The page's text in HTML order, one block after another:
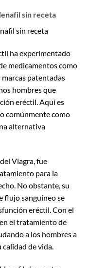
sin receta
sin receta
ha experimentado
medicamentos como
marcas patentadas
hombres que
eréctil. Aquí es
comúnmente como
alternativa
Viagra, fue
para la
No obstante, su
flujo sanguíneo se
eréctil. Con el
el tratamiento de
a los hombres a
de vida.